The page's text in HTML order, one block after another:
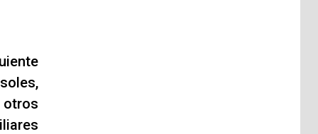
otros